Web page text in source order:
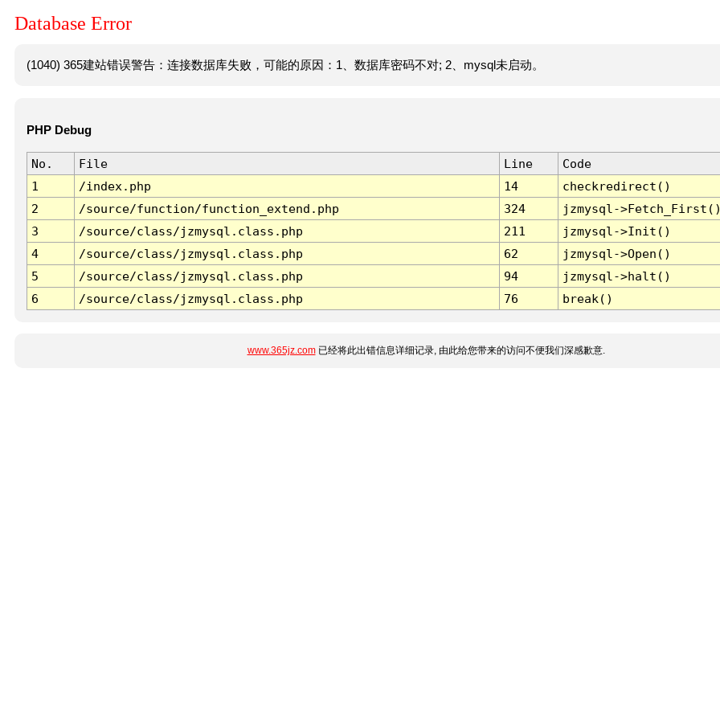
Database Error
(1040) 365建站错误警告：连接数据库失败，可能的原因：1、数据库密码不对; 2、mysql未启动。
PHP Debug
No. File Line
Code
1
/index.php 14
checkredirect()
2
/source/function/function_extend.php 324
jzmysql-
3
/source/class/jzmysql.class.php 211
jzmysql->Init()
4
/source/class/jzmysql.class.php 62
jzmysql->Open()
5
/source/class/jzmysql.class.php 94
jzmysql->halt()
6
/source/class/jzmysql.class.php 76 break()
www.365jz.com已经将此出错信息详细记录, 由此给您带来的访问不便我们深感歉意.